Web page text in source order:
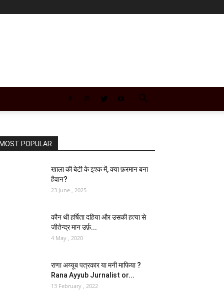
MOST POPULAR
खाला की बेटी के इश्क में, क्या फ़रमान बना
हैवान?
23 June , 2025
कौन थी हर्षिता दहिया और उसकी हत्या से
जीतेन्द्र मान उर्फ़...
4 May , 2020
राणा अय्यूब पत्रकार या मनी माफिया ?
Rana Ayyub Jurnalist or...
13 February , 2022